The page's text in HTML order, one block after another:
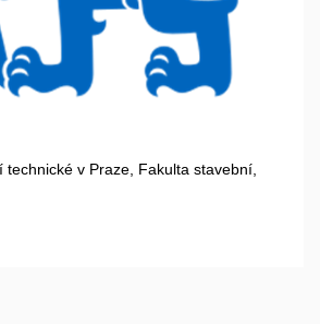
technické v Praze, Fakulta stavební,